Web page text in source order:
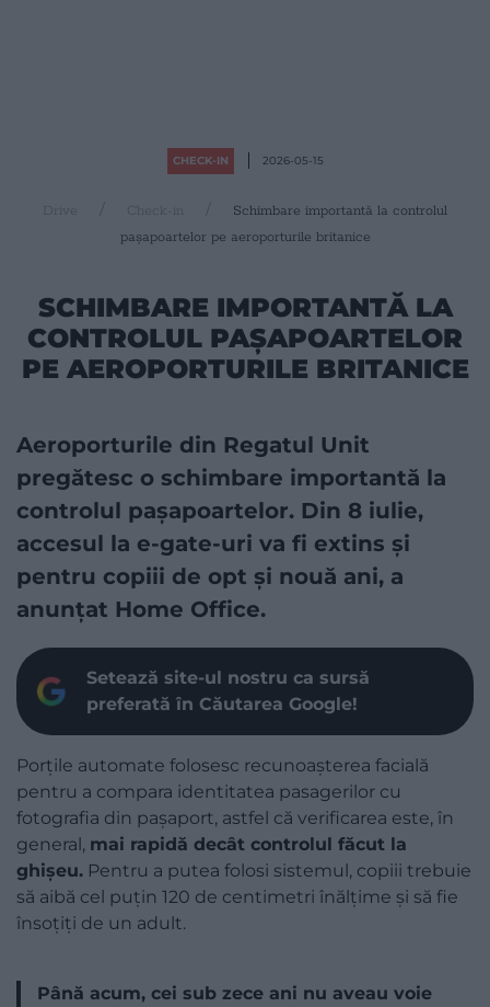
CHECK-IN 2026-05-15
Drive
Schimbare importantă la controlul
pașapoartelor pe aeroporturile britanice
SCHIMBARE IMPORTANTĂ LA
CONTROLUL PAȘAPOARTELOR
PE AEROPORTURILE BRITANICE
Aeroporturile din Regatul Unit
pregătesc o schimbare importantă la
controlul pașapoartelor. Din 8 iulie,
accesul la e-gate-uri va fi extins și
pentru copiii de opt și nouă ani, a
anunțat Home Office.
Setează site-ul nostru ca sursă
preferată în Căutarea Google!
Porțile automate folosesc recunoașterea facială
pentru a compara identitatea pasagerilor cu
fotografia din pașaport, astfel că verificarea este, în
general, mai rapidă decât controlul făcut la
ghișeu. Pentru a putea folosi sistemul, copiii trebuie
să aibă cel puțin 120 de centimetri înălțime și să fie
însoțiți de un adult.
Până acum, cei sub zece ani nu aveau voie